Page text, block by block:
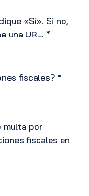
«Sí». Si no,
una URL. *
fiscales? *
multa por
fiscales en